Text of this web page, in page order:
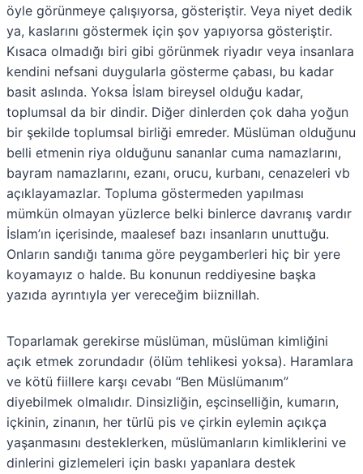
öyle görünmeye çalışıyorsa, gösteriştir. Veya niyet dedik
ya, kaslarını göstermek için şov yapıyorsa gösteriştir.
Kısaca olmadığı biri gibi görünmek riyadır veya insanlara
kendini nefsani duygularla gösterme çabası, bu kadar
basit aslında. Yoksa İslam bireysel olduğu kadar,
toplumsal da bir dindir. Diğer dinlerden çok daha yoğun
bir şekilde toplumsal birliği emreder. Müslüman olduğunu
belli etmenin riya olduğunu sananlar cuma namazlarını,
bayram namazlarını, ezanı, orucu, kurbanı, cenazeleri vb
açıklayamazlar. Topluma göstermeden yapılması
mümkün olmayan yüzlerce belki binlerce davranış vardır
İslam’ın içerisinde, maalesef bazı insanların unuttuğu.
Onların sandığı tanıma göre peygamberleri hiç bir yere
koyamayız o halde. Bu konunun reddiyesine başka
yazıda ayrıntıyla yer vereceğim biiznillah.
Toparlamak gerekirse müslüman, müslüman kimliğini
açık etmek zorundadır (ölüm tehlikesi yoksa). Haramlara
ve kötü fiillere karşı cevabı “Ben Müslümanım”
diyebilmek olmalıdır. Dinsizliğin, eşcinselliğin, kumarın,
içkinin, zinanın, her türlü pis ve çirkin eylemin açıkça
yaşanmasını desteklerken, müslümanların kimliklerini ve
dinlerini gizlemeleri için baskı yapanlara destek